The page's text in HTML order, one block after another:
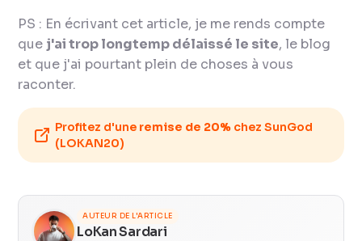
PS : En écrivant cet article, je me rends compte
que j'ai trop longtemp délaissé le site, le blog
et que j'ai pourtant plein de choses à vous
raconter.
Profitez d'une remise de 20% chez SunGod
(LOKAN20)
AUTEUR DE L'ARTICLE
LoKan Sardari